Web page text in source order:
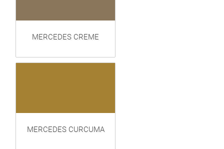
MERCEDES CREME
MERCEDES CURCUMA